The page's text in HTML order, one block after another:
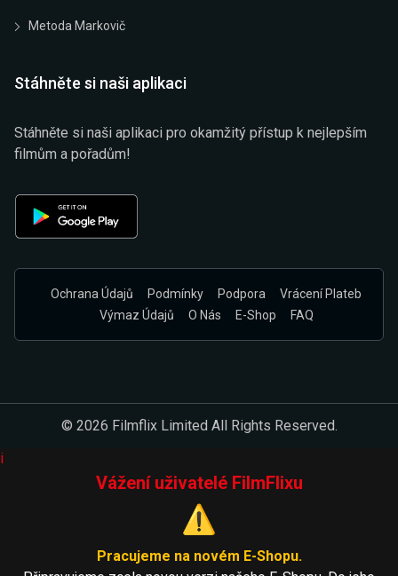
Metoda Markovič
Stáhněte si naši aplikaci
Stáhněte si naši aplikaci pro okamžitý přístup k nejlepším
filmům a pořadům!
Ochrana Údajů Podmínky Podpora
Vrácení Plateb
Výmaz Údajů
O Nás E-Shop FAQ
© 2026 Filmflix Limited All Rights Reserved.
i
Vážení uživatelé FilmFlixu
⚠️
Pracujeme na novém E-Shopu.